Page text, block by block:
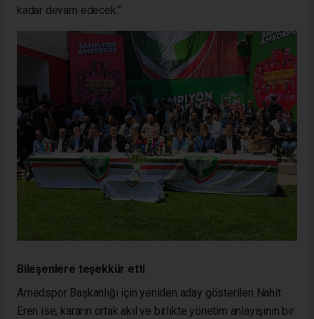
kadar devam edecek.”
Bileşenlere teşekkür etti
Amedspor Başkanlığı için yeniden aday gösterilen Nahit
Eren ise, kararın ortak akıl ve birlikte yönetim anlayışının bir